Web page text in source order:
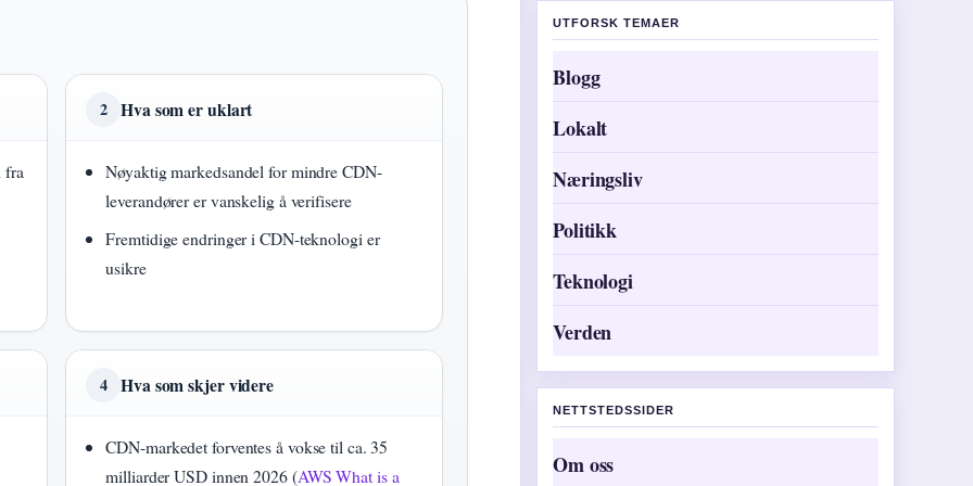
fra
2 Hva som er uklart
Nøyaktig markedsandel for mindre CDN-
leverandører er vanskelig å verifisere
Fremtidige endringer i CDN-teknologi er
usikre
4 Hva som skjer videre
CDN-markedet forventes å vokse til ca. 35
milliarder USD innen 2026 (AWS What is a
UTFORSK TEMAER
Blogg
Lokalt
Næringsliv
Politikk
Teknologi
Verden
NETTSTEDSSIDER
Om oss